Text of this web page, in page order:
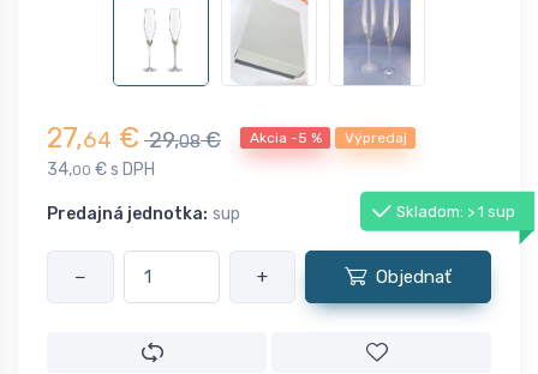
27,64 € 29,08€ Akcia -5 % Výpredaj
34,00 € s DPH
Predajná jednotka: sup Skladom: > 1 sup
− + Objednať